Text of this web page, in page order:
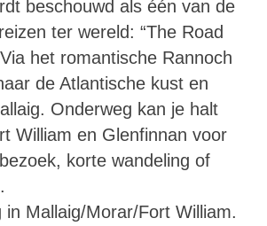
beschouwd als één van de
ter wereld: “The Road
het romantische Rannoch
de Atlantische kust en
Onderweg kan je halt
William en Glenfinnan voor
korte wandeling of
in Mallaig/Morar/Fort William.